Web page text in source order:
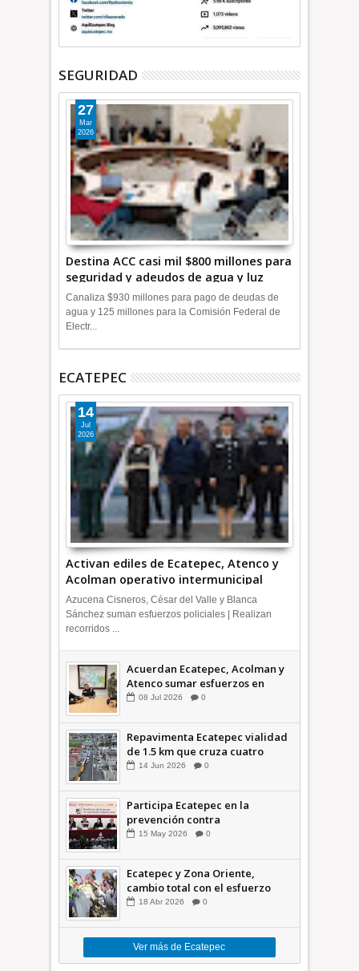
SEGURIDAD
Destina ACC casi mil $800 millones para
seguridad y adeudos de agua y luz
+Video
27
Mar
2026
Canaliza $930 millones para pago de deudas de
agua y 125 millones para la Comisión Federal de
Electr...
ECATEPEC
Activan ediles de Ecatepec, Atenco y
Acolman operativo intermunicipal
14
Jul
2026
Azucena Cisneros, César del Valle y Blanca
Sánchez suman esfuerzos policiales | Realizan
recorridos ...
Acuerdan Ecatepec, Acolman y
Atenco sumar esfuerzos en
seguridad
08 Jul 2026 0
Repavimenta Ecatepec vialidad
de 1.5 km que cruza cuatro
comunidades +Video
14 Jun 2026 0
Participa Ecatepec en la
prevención contra
inundaciones en el Valle de
15 May 2026 0
Ecatepec y Zona Oriente,
cambio total con el esfuerzo
conjunto: Azucena; retiran 21
18 Abr 2026 0
Ver más de Ecatepec